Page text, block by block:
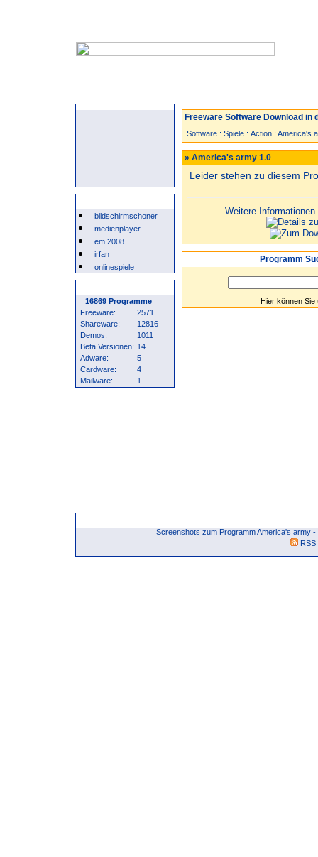
bildschirmschoner
medienplayer
em 2008
irfan
onlinespiele
16869 Programme
Freeware:
2571
Shareware:
12816
Demos:
1011
Beta Versionen: 14
Adware:
5
Cardware:
4
Mailware:
1
Freeware Software Download in
Software : Spiele : Action : America's
» America's army 1.0
Leider stehen zu diesem
Weitere
Programm
Hier können
Screenshots zum Programm America's army